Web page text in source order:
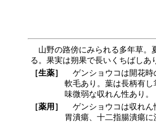
山野の路傍にみられる多年草。
る。果実は朔果で長いくちばし
［生薬］
ゲンショウコは開花時
軟毛あり。葉は長柄有
味微弱な収れん性あり。
［薬用］
ゲンショウコは収れん
胃潰瘍、十二指腸潰瘍